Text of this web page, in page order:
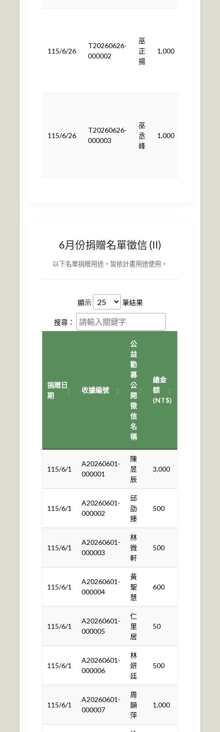
115/6/26
T20260626-
000002
巫
正
揚
1,000
115/6/26
T20260626-
000003
巫
丞
峰
1,000
6月份捐贈名單徵信 (II)
以下名單捐贈用途，皆依計畫用途使用。
顯示 筆結果
搜尋：
捐贈日
期
收據編號
公
益
勸
募
公
開
徵
信
名
稱
總金
額
(NT$)
115/6/1
A20260601-
000001
陳
昱
辰
3,000
115/6/1
A20260601-
000002
邱
劭
臻
500
115/6/1
A20260601-
000003
林
微
軒
500
115/6/1
A20260601-
000004
黃
聖
慧
600
115/6/1
A20260601-
000005
仁
里
居
50
115/6/1
A20260601-
000006
林
妍
廷
500
115/6/1
A20260601-
000007
周
韻
萍
1,000